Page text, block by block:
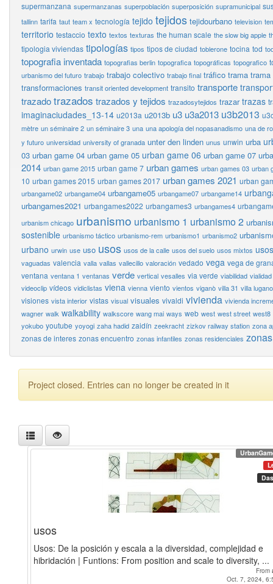
supermanzana supermanzanas superpoblación superposición supramunicipal
tallinn tarifa taut team x tecnología tejido tejidos tejidourbano television
territorio testaccio texto textos texturas the human scale the slow big apple
tipologia viviendas tipologías tipos tipos de ciudad toblerone tocina tod
topografia inventada topografias berlin topografica topográficas topografico
urbanismo del futuro trabajo trabajo colectivo trabajo final tráfico trama trama
transformaciones transit oriented development transito transporte
trazadotrazados trazados y tejidos trazadosytejidos trazar trazas
imaginaciudades_13-14 u2013a u2013b u3 u3a2013 u3b2013
mètre un séminaire 2 un séminaire 3 una una apología del nopasanadismo una de
y futuro universidad university of granada unter den linden unus unwin urba
03 urban game 04 urban game 05 urban game 06 urban game 07
2014 urban game 2015 urban game 7 urban games urban games 03 urban
10 urban games 2015 urban games 2017 urban games 2021 urban
urbangame02 urbangame04 urbangame05 urbangame07 urbangame14
urbangames2021 urbangames2022 urbangames3 urbangames4
urbanism chicago urbanismo urbanismo 1 urbanismo 2
sostenible urbanismo táctico urbanismo-rem urbanismo1 urbanismo2
urbano urwin use uso usos usos de la calle usos del suelo usos mixtos
vaguadas valencia valla vallas vallecillo valoración vedado vega vega de
ventana ventana 1 ventanas verde vertical vesalles via verde viabilidad vialidad
videoclip vídeos vidiclistas viena vienna viento vientos viganò villa 31 villa lugano
visiones vista interior vistas visual visuales vivaldi vivienda vivienda
wagner walk walkability walkscore wang mai ways web west west street west8
yokubo youtube yoyogi zaha hadid zaidín zeekracht zizkov railway station zona
zonas de interes zonas encuentro zonas infantiles zonas residenciales
Project closed. Entries can no longer be created in it
usos
Usos: De la posición y escala a la diversidad, complejidad e
hibridación | Funtions: From position and scale to diversity, ...
From
Oct. 7, 2024,